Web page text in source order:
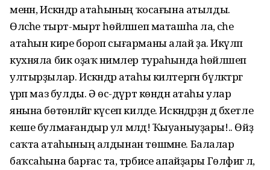
менән, Искәндәр атаһының ҡосағына атылды.
Өләсәһе тырт-мырт һөйләшеп маташһа ла, әсәһе
атаһын кире бороп сығарманы алай ҙа. Икәүләп
кухняла бик оҙаҡ нимәлер тураһында һөйләшеп
ултырҙылар. Искәндәр атаһы килтергән бүләктәргә
әүрәп маз булды. Ә өс-дүрт көндән атаһы улар
янына бөтөнләйгә күсеп килде. Искәндәрҙән дә бәхетле
кеше булмағандыр ул мәлдә! Ҡыуаныуҙары!.. Өйҙә
саҡта атаһының алдынан төшмәне. Балалар
баҡсаһына барғас та, тәрбиәсе апайҙары Гөлфиәгә лә,